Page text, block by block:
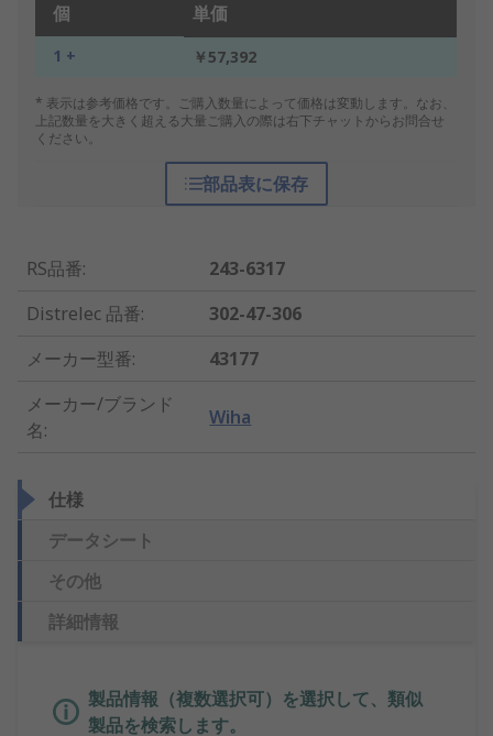
個 単価
1 + ￥57,392
* 表示は参考価格です。ご購入数量によって価格は変動します。なお、
上記数量を大きく超える大量ご購入の際は右下チャットからお問合せ
ください。
部品表に保存
RS品番:
243-6317
Distrelec 品番:
302-47-306
メーカー型番:
43177
メーカー/ブランド
名:
Wiha
仕様
データシート
その他
詳細情報
製品情報（複数選択可）を選択して、類似
製品を検索します。